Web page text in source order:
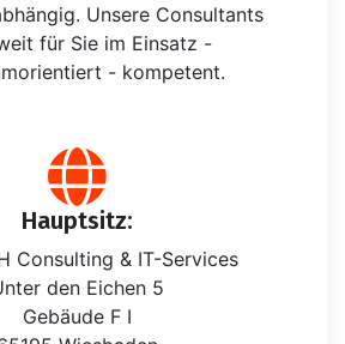
Unsere Consultants
für Sie im Einsatz -
- kompetent.
Hauptsitz:
Consulting & IT-Services
den Eichen 5
Gebäude F I